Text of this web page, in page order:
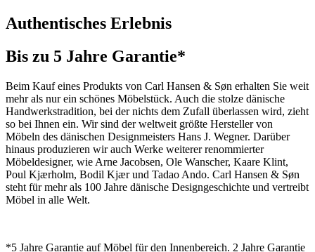
Authentisches Erlebnis
Bis zu 5 Jahre Garantie*
Beim Kauf eines Produkts von Carl Hansen & Søn erhalten Sie weit
mehr als nur ein schönes Möbelstück. Auch die stolze dänische
Handwerkstradition, bei der nichts dem Zufall überlassen wird, zieht
so bei Ihnen ein. Wir sind der weltweit größte Hersteller von
Möbeln des dänischen Designmeisters Hans J. Wegner. Darüber
hinaus produzieren wir auch Werke weiterer renommierter
Möbeldesigner, wie Arne Jacobsen, Ole Wanscher, Kaare Klint,
Poul Kjærholm, Bodil Kjær und Tadao Ando. Carl Hansen & Søn
steht für mehr als 100 Jahre dänische Designgeschichte und vertreibt
Möbel in alle Welt.
*5 Jahre Garantie auf Möbel für den Innenbereich. 2 Jahre Garantie